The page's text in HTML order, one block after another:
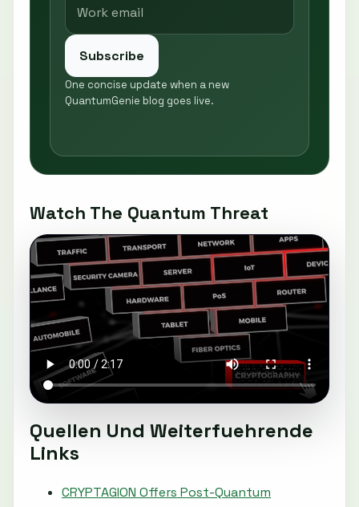
Subscribe
One concise update when a new
QuantumGenie blog goes live.
Watch The Quantum Threat
Quellen Und Weiterfuehrende
Links
CRYPTAGION Offers Post-Quantum